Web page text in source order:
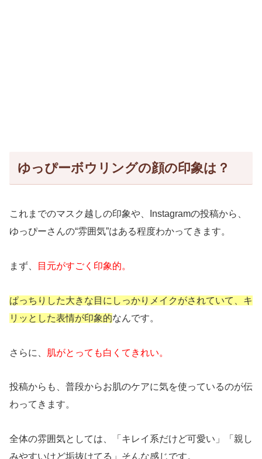
ゆっぴーボウリングの顔の印象は？
これまでのマスク越しの印象や、Instagramの投稿から、
ゆっぴーさんの“雰囲気”はある程度わかってきます。
まず、 目元がすごく印象的。
ぱっちりした大きな目にしっかりメイクがされていて、キ
リッとした表情が印象的なんです。
さらに、 肌がとっても白くてきれい。
投稿からも、普段からお肌のケアに気を使っているのが伝
わってきます。
全体の雰囲気としては、「キレイ系だけど可愛い」「親し
みやすいけど垢抜けてる」そんな感じです。